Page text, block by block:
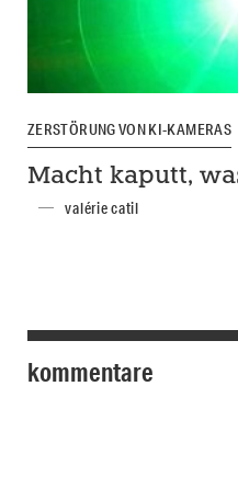
ZERSTÖRUNG VON KI-KAMERAS
Macht kaputt,
valérie catil
kommentare